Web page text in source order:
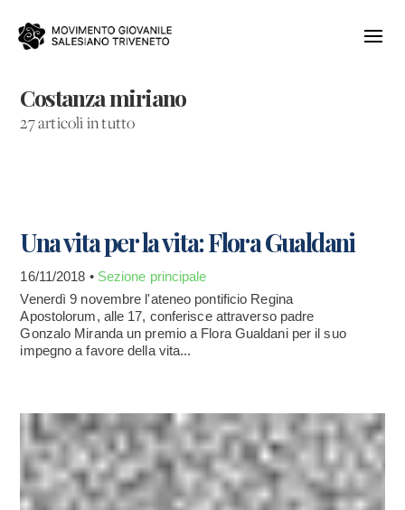
Costanza miriano
27 articoli in tutto
Una vita per la vita: Flora Gualdani
16/11/2018 • Sezione principale
Venerdì 9 novembre l'ateneo pontificio Regina
Apostolorum, alle 17, conferisce attraverso padre
Gonzalo Miranda un premio a Flora Gualdani per il suo
impegno a favore della vita...